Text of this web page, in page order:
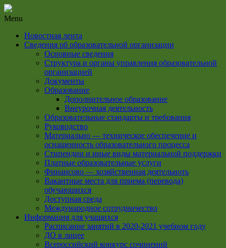
Menu
Новостная лента
Сведения об образовательной организации
Основные сведения
Структура и органы управления образовательной
организацией
Документы
Образование
Дополнительное образование
Внеурочная деятельность
Образовательные стандарты и требования
Руководство
Материально — техническое обеспечение и
оснащенность образовательного процесса
Стипендии и иные виды материальной поддержки
Платные образовательные услуги
Финансово — хозяйственная деятельноть
Вакантные места для приема (перевода)
обучающихся
Доступная среда
Международное сотрудничество
Информация для учащихся
Расписание занятий в 2020-2021 учебном году
ДО в лицее
Всероссийский конкурс сочинений